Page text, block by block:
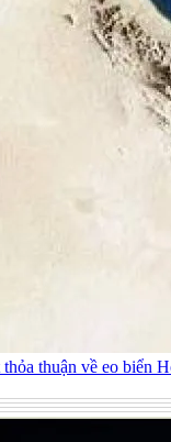
thuận về eo biển